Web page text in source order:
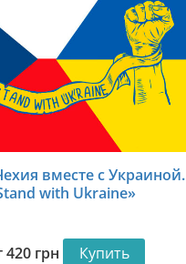
вместе с Украиной.
with Ukraine»
420 грн Купить